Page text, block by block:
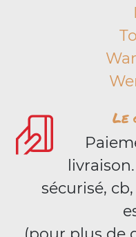
Le
sécurisé,